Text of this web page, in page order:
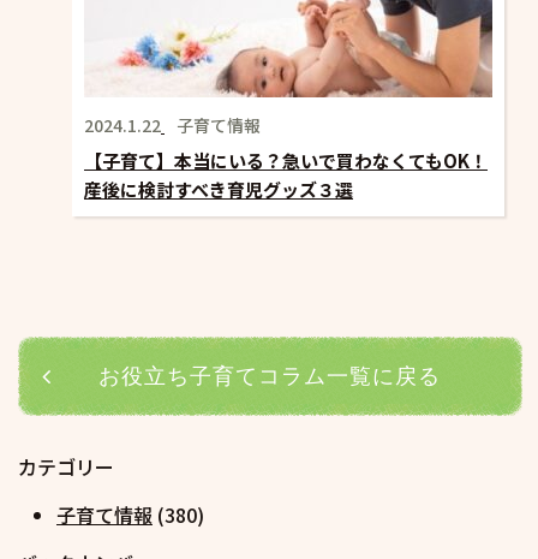
2024.1.22 子育て情報
【子育て】本当にいる？急いで買わなくてもOK！
産後に検討すべき育児グッズ３選
お役立ち子育てコラム一覧に戻る
カテゴリー
子育て情報 (380)